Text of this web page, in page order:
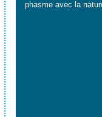
phasme avec la